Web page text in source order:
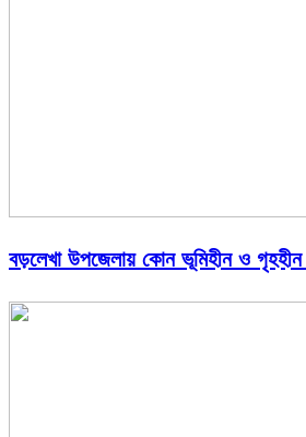
বড়লেখা উপজেলায় কোন ভূমিহীন ও গৃহহীন